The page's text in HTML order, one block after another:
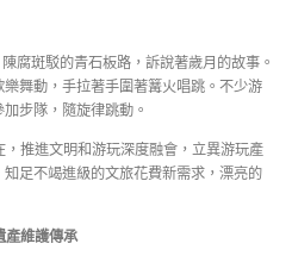
腐斑駁的青石板路，訴說著歲月的故事。
舞動，手拉著手圍著篝火唱跳。不少游
步隊，隨旋律跳動。
推進文明和游玩深度融會，立異游玩產
足不竭進級的文旅花費新需求，漂亮的
產維護傳承